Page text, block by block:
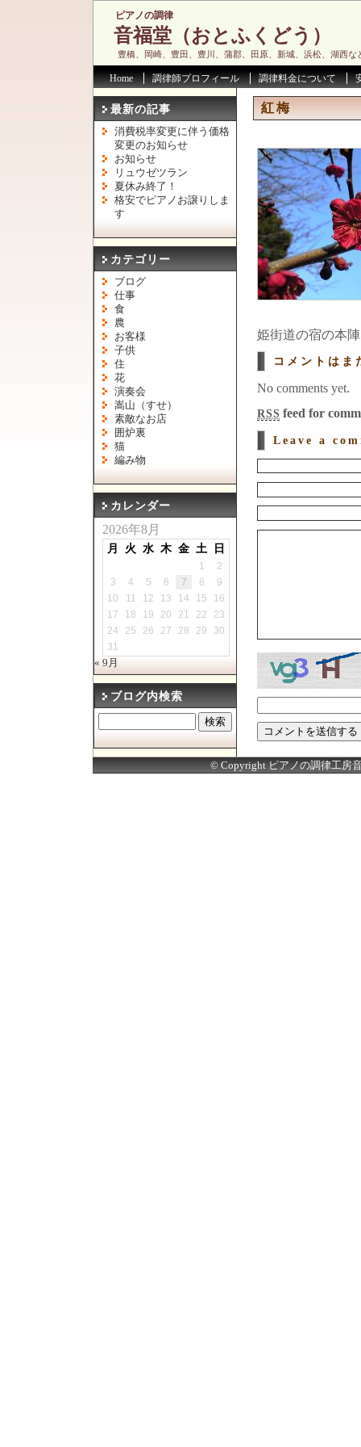
ピアノの調律
音福堂（おとふくどう）
豊橋、岡崎、豊田、豊川、蒲郡、田原、新城、浜松、湖西
Home 調律師プロフィール 調律料金について
紅梅
姫街道の宿の本
コメントは
No comments yet.
RSS feed for
Leave a
最新の記事
消費税率変更に伴う価格
変更のお知らせ
お知らせ
リュウゼツラン
夏休み終了！
格安でピアノお譲りしま
す
カテゴリー
ブログ
仕事
食
農
お客様
子供
住
花
演奏会
嵩山（すせ）
素敵なお店
囲炉裏
猫
編み物
カレンダー
2026年8月
月 火 水 木 金 土 日
1
2
3
4 5 6 7 8
9
10
11 12 13 14 15
16
17
18 19 20 21 22
23
24
25 26 27 28 29
30
31
« 9月
ブログ内検索
© Copyright ピアノの調律工房